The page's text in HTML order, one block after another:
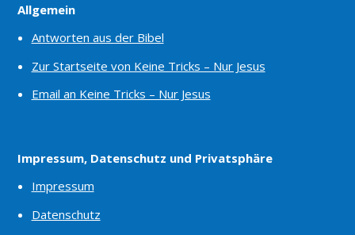
Allgemein
Antworten aus der Bibel
Zur Startseite von Keine Tricks – Nur Jesus
Email an Keine Tricks – Nur Jesus
Impressum, Datenschutz und Privatsphäre
Impressum
Datenschutz